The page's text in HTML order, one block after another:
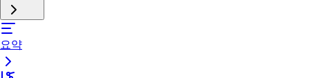
요약